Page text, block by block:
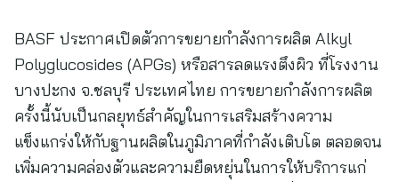
BASF ประกาศเปิดตัวการขยายกำลังการผลิต Alkyl
Polyglucosides (APGs) หรือสารลดแรงตึงผิว ที่โรงงาน
บางปะกง จ.ชลบุรี ประเทศไทย การขยายกำลังการผลิต
ครั้งนี้นับเป็นกลยุทธ์สำคัญในการเสริมสร้างความ
แข็งแกร่งให้กับฐานผลิตในภูมิภาคที่กำลังเติบโต ตลอดจน
เพิ่มความคล่องตัวและความยืดหยุ่นในการให้บริการแก่